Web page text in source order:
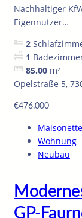
Nachhaltiger
Eigennutzer…
2
1
85.00 m²
Opelstraße 5,
€476.000
Wohnung
Neubau
GP-